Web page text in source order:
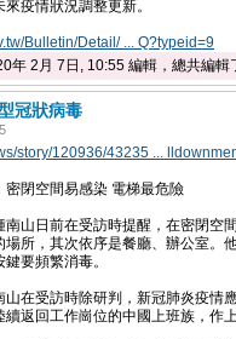
疫情狀況調整更新。
Bulletin/Detail/ ... Q?typeid=9
年 2月 7日, 10:55 編輯，總共編輯
冠狀病毒
story/120936/43235 ...
密閉空間易感染 電梯最危險
南山日前在受訪時提醒，在密閉空
場所，其次依序是餐廳、辦公室。
要頻繁消毒。
在受訪時除研判，新冠肺炎疫情
返回工作崗位的中國上班族，作上